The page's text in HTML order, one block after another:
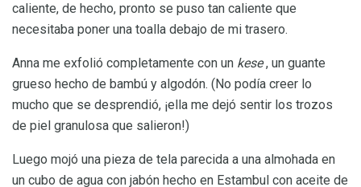
caliente, de hecho, pronto se puso tan caliente que
necesitaba poner una toalla debajo de mi trasero.
Anna me exfolió completamente con un kese, un guante
grueso hecho de bambú y algodón. (No podía creer lo
mucho que se desprendió, ¡ella me dejó sentir los trozos
de piel granulosa que salieron!)
Luego mojó una pieza de tela parecida a una almohada en
un cubo de agua con jabón hecho en Estambul con aceite de